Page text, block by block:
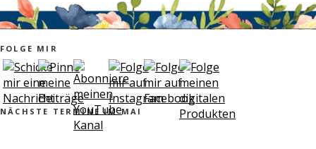
FOLGE MIR
NÄCHSTE TERMINE IM MAI